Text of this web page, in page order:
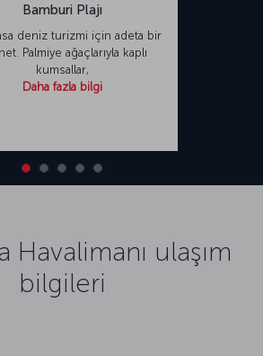
Bamburi Plajı
deniz turizmi için adeta bir
Palmiye ağaçlarıyla kaplı
kumsallar,
Daha fazla bilgi
Havalimanı ulaşım
bilgileri